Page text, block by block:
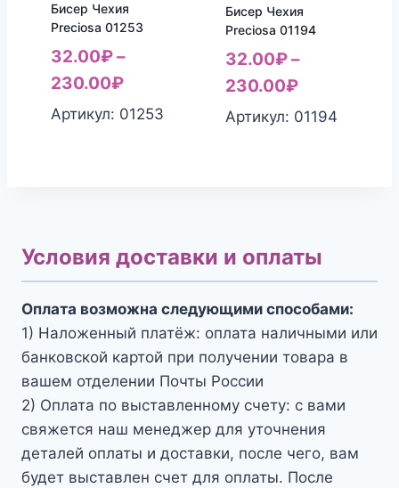
Бисер Чехия
Preciosa 01253
32.00₽–
230.00₽
Артикул: 01253
Бисер Чехия
Preciosa 01194
32.00₽–
230.00₽
Артикул: 01194
Условия доставки и оплаты
Оплата возможна следующими способами:
1) Наложенный платёж: оплата наличными или
банковской картой при получении товара в
вашем отделении Почты России
2) Оплата по выставленному счету: с вами
свяжется наш менеджер для уточнения
деталей оплаты и доставки, после чего, вам
будет выставлен счет для оплаты. После